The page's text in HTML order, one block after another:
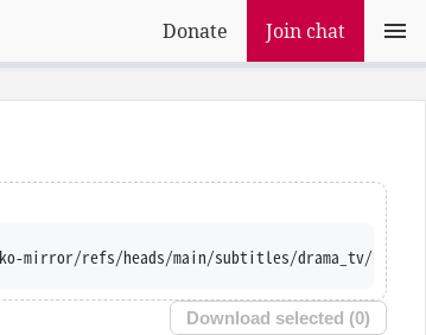
Donate Join chat
kou%20to%20Ore/
Download selected (0)